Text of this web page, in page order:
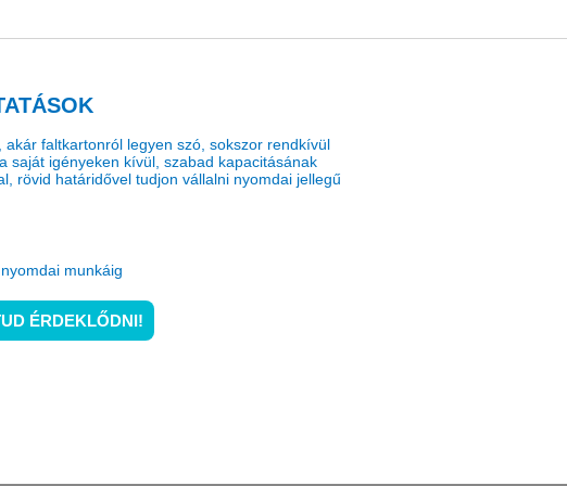
faltkartonról legyen szó, sokszor rendkívül
saját igényeken kívül, szabad kapacitásának
rövid határidővel tudjon vállalni nyomdai jellegű
munkáig
ÉRDEKLŐDNI!